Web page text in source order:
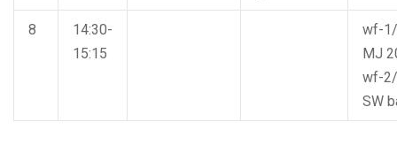
8
14:30-
15:15
wf-
MJ
wf-
SW